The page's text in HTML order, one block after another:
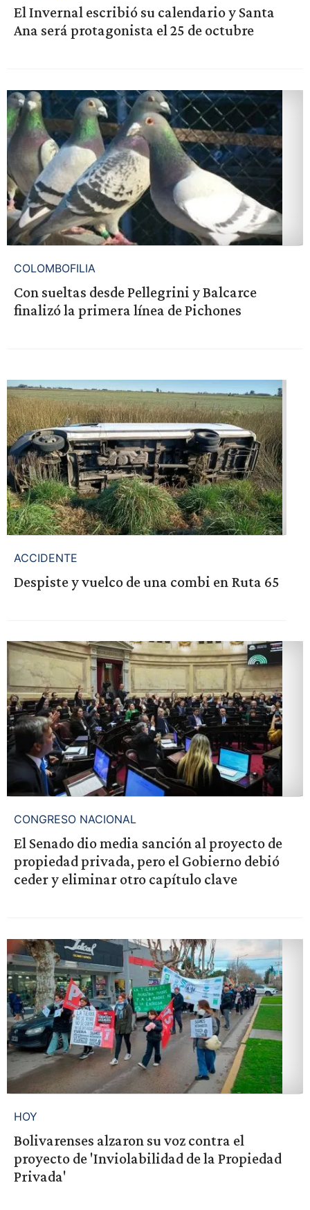
El Invernal escribió su calendario y Santa
Ana será protagonista el 25 de octubre
COLOMBOFILIA
Con sueltas desde Pellegrini y Balcarce
finalizó la primera línea de Pichones
ACCIDENTE
Despiste y vuelco de una combi en Ruta 65
CONGRESO NACIONAL
El Senado dio media sanción al proyecto de
propiedad privada, pero el Gobierno debió
ceder y eliminar otro capítulo clave
HOY
Bolivarenses alzaron su voz contra el
proyecto de 'Inviolabilidad de la Propiedad
Privada'